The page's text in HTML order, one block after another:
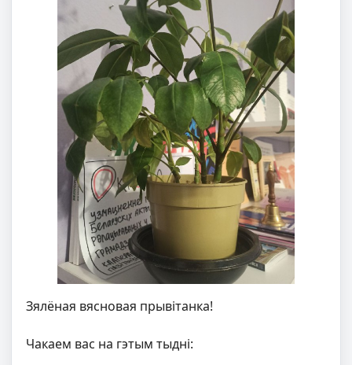
Зялёная вясновая прывітанка!
Чакаем вас на гэтым тыдні: